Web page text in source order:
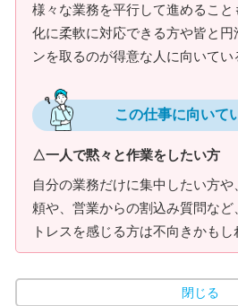
様々な業務を平行して進めるこ
化に柔軟に対応できる方や皆と円
ンを取るのが得意な人に向いてい
この仕事に向いて
△一人で黙々と作業をしたい方
自分の業務だけに集中したい方
頼や、営業からの割込み質問な
トレスを感じる方は不向きかもし
閉じる